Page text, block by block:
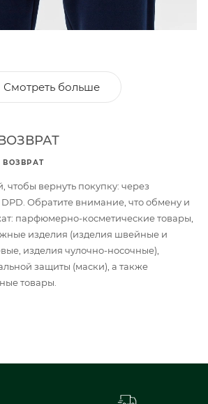
Смотреть больше
чтобы вернуть покупку: через
Обратите внимание, что обмену и
парфюмерно-косметические товары,
изделия (изделия швейные и
изделия чулочно-носочные),
защиты (маски), а также
товары.